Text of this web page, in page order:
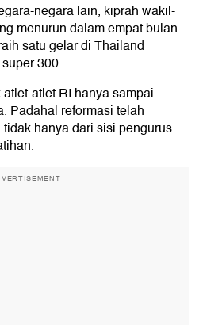
negara lain, kiprah wakil-
menurun dalam empat bulan
satu gelar di Thailand
300.
atlet RI hanya sampai
Padahal reformasi telah
hanya dari sisi pengurus